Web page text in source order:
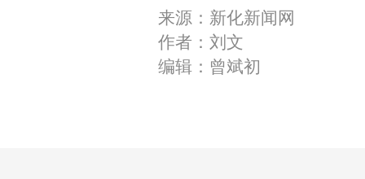
来源：新化新闻网
作者：刘文
编辑：曾斌初